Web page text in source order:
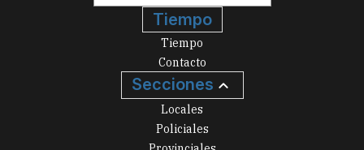
Tiempo
Tiempo
Contacto
Secciones
Locales
Policiales